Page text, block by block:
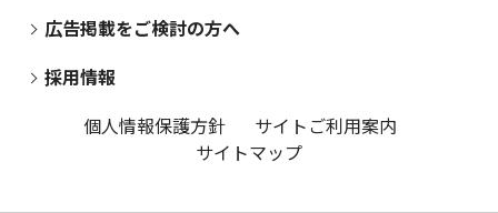
広告掲載をご検討の方へ
採用情報
個人情報保護方針
サイトご利用案内
サイトマップ